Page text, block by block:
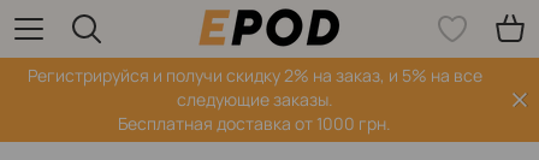
Регистрируйся‌ и получи скидку 2% на заказ, и 5% на все
следующие заказы.
Бесплатная доставка от 1000 грн.